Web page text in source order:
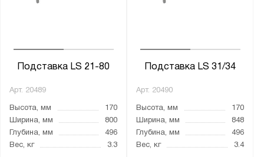
Подставка LS 21-80
Арт. 20489
Высота, мм
170
Ширина, мм
800
Глубина, мм
496
Вес, кг
3.3
Подставка LS 31/34
Арт. 20490
Высота, мм
170
Ширина, мм
848
Глубина, мм
496
Вес, кг
3.4